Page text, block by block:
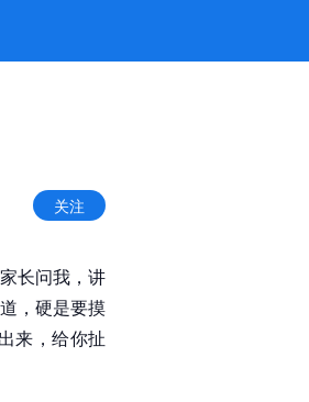
关注
长问我，讲
，硬是要摸
来，给你扯